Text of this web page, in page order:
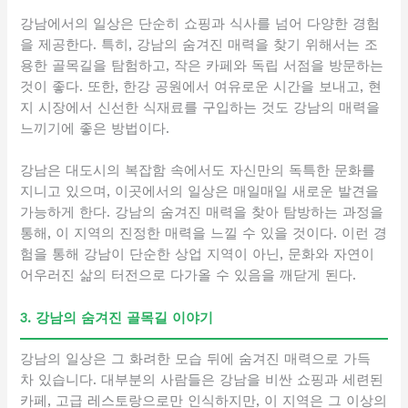
강남에서의 일상은 단순히 쇼핑과 식사를 넘어 다양한 경험
을 제공한다. 특히, 강남의 숨겨진 매력을 찾기 위해서는 조
용한 골목길을 탐험하고, 작은 카페와 독립 서점을 방문하는
것이 좋다. 또한, 한강 공원에서 여유로운 시간을 보내고, 현
지 시장에서 신선한 식재료를 구입하는 것도 강남의 매력을
느끼기에 좋은 방법이다.
강남은 대도시의 복잡함 속에서도 자신만의 독특한 문화를
지니고 있으며, 이곳에서의 일상은 매일매일 새로운 발견을
가능하게 한다. 강남의 숨겨진 매력을 찾아 탐방하는 과정을
통해, 이 지역의 진정한 매력을 느낄 수 있을 것이다. 이런 경
험을 통해 강남이 단순한 상업 지역이 아닌, 문화와 자연이
어우러진 삶의 터전으로 다가올 수 있음을 깨닫게 된다.
3. 강남의 숨겨진 골목길 이야기
강남의 일상은 그 화려한 모습 뒤에 숨겨진 매력으로 가득
차 있습니다. 대부분의 사람들은 강남을 비싼 쇼핑과 세련된
카페, 고급 레스토랑으로만 인식하지만, 이 지역은 그 이상의